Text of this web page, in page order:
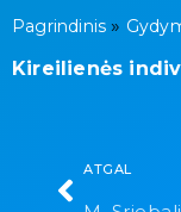
Pagrindinis »
Kireilienės
ATGAL